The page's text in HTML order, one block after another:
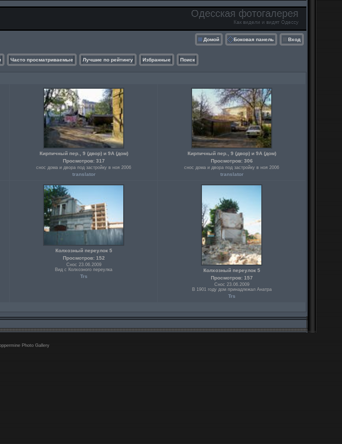
Одесская фотогалерея
Как видели и видят Одессу
Домой Боковая панель Вход
Часто просматриваемые Лучшие по рейтингу Избранные Поиск
Кирпичный пер., 9 (двор) и 9А (дом)
Просмотров: 317
снос дома и двора под застройку в ноя 2006
translator
Кирпичный пер., 9 (двор) и 9А (дом)
Просмотров: 306
снос дома и двора под застройку в ноя 2006
translator
Колхозный переулок 5
Просмотров: 152
Снос 23.06.2009
Вид с Колхозного переулка
Trs
Колхозный переулок 5
Просмотров: 157
Снос 23.06.2009
В 1901 году дом принадлежал Анатра
Trs
Photo Gallery